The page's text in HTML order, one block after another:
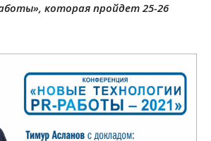
которая пройдет 25-26